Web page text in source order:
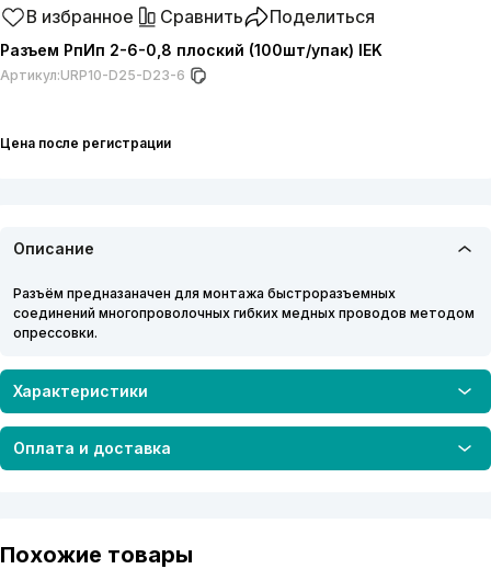
В избранное Сравнить Поделиться
Разъем РпИп 2-6-0,8 плоский (100шт/упак) IEK
Артикул:URP10-D25-D23-6
Цена после регистрации
Описание
Разъём предназаначен для монтажа быстроразъемных
соединений многопроволочных гибких медных проводов методом
опрессовки.
Характеристики
Оплата и доставка
Похожие товары